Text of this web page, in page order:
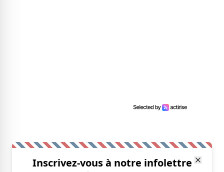
Inscrivez-vous à notre infolettre